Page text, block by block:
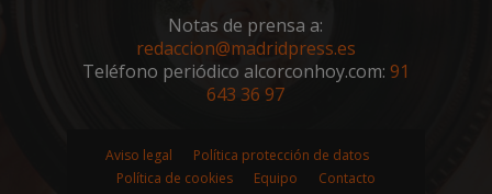
Notas de prensa a:
redaccion@madridpress.es
Teléfono periódico alcorconhoy.com: 91
643 36 97
Aviso legal
Política protección de datos
Política de cookies
Equipo Contacto
sp_landing
.spotify.com